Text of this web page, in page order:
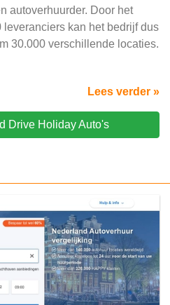
autoverhuurder. Door het
leveranciers kan het bedrijf dus
30.000 verschillende locaties.
Lees verder »
Drive Holiday Auto's